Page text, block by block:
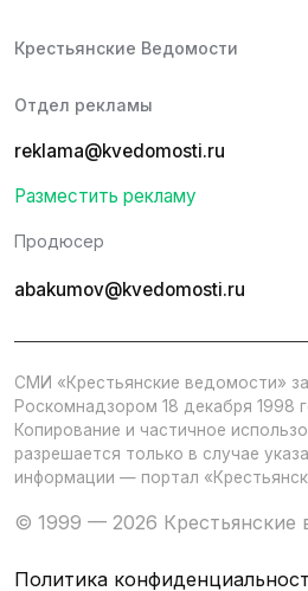
Крестьянские Ведомости
Отдел рекламы
reklama@kvedomosti.ru
Разместить рекламу
Продюсер
abakumov@kvedomosti.ru
СМИ «Крестьянские ведомости»
Роскомнадзором 18 декабря 1998
Копирование и частичное
разрешается только в случае
информации — портал
© 1999 — 2026 Крестьянские
Политика